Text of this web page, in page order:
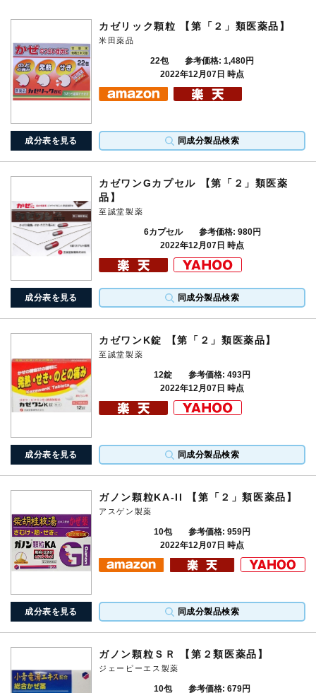
成分表を見る 同成分製品検索
カゼリック顆粒 【第「２」類医薬品】
米田薬品
22包
参考価格: 1,480円
2022年12月07日 時点
成分表を見る 同成分製品検索
カゼワンGカプセル 【第「２」類医薬
品】
至誠堂製薬
6カプセル
参考価格: 980円
2022年12月07日 時点
成分表を見る 同成分製品検索
カゼワンK錠 【第「２」類医薬品】
至誠堂製薬
12錠
参考価格: 493円
2022年12月07日 時点
成分表を見る 同成分製品検索
ガノン顆粒KA-II 【第「２」類医薬品】
アスゲン製薬
10包
参考価格: 959円
2022年12月07日 時点
ガノン顆粒ＳＲ 【第２類医薬品】
ジェーピーエス製薬
10包 参考価格: 679円